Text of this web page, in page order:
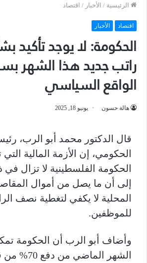
الرئيسية / الأخبار / اقتصاد
اقتصاد الأخبار
الحكومة: لا يوجد تأكيد
راتب جديد هذا الشهر
الواقع السياسي
هالة حسون يونيو 18, 2025
قال الدكتور محمد أبو الرب،
الحكومي، إن الأزمة المالية التي
الحكومة الفلسطينية لا تزال في
إلى أن ما يصل من أموال
المحلية لا يكفي لتغطية نصف
للموظفين.
وأضاف أبو الرب أن الحكومة
الشهر الماضي